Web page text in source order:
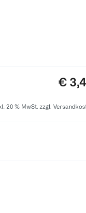
€
20 % MwSt. zzgl.